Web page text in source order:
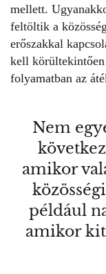
mellett.
feltöltik a
erőszakkal
kell
folyamatban az
Nem
amikor
például
amikor